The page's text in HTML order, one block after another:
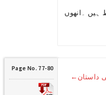
ہیں ۔انھوں
داستان←
Page No. 77-80